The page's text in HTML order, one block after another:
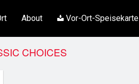
About Vor-Ort-Speisekarte
CHOICES